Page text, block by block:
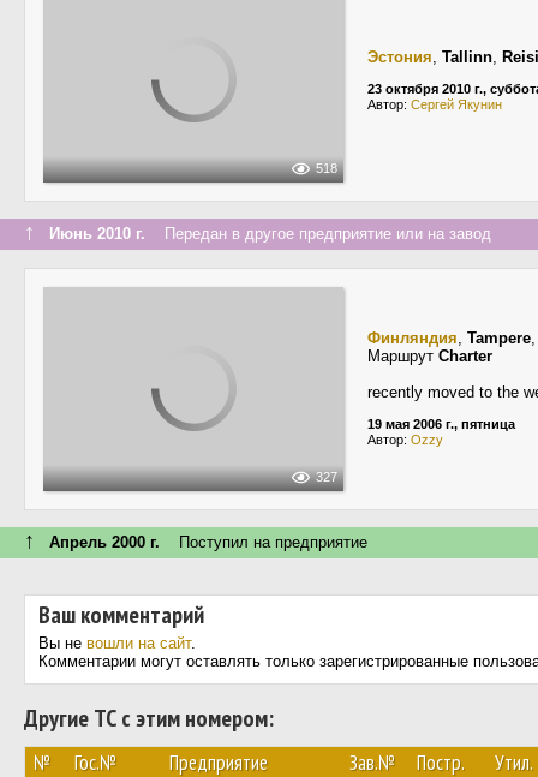
518
Эстония, Tallinn,
23 октября 2010 г.,
Автор: Сергей Якунин
↑ Июнь 2010 г. Передан в другое предприятие или на завод
327
Финляндия, Tampere
Маршрут Charter
recently moved to the
19 мая 2006 г., пятница
Автор: Ozzy
↑ Апрель 2000 г. Поступил на предприятие
Ваш комментарий
Вы не вошли на сайт.
Комментарии могут оставлять только зарегистрированные
Другие ТС с этим номером:
№ Гос.№ Предприятие Зав.№ Постр. Утил.